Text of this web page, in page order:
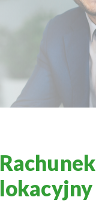
Rachunek
lokacyjny